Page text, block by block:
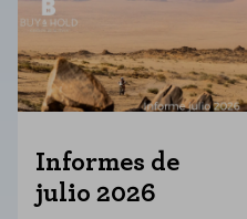
Informes de
julio 2026